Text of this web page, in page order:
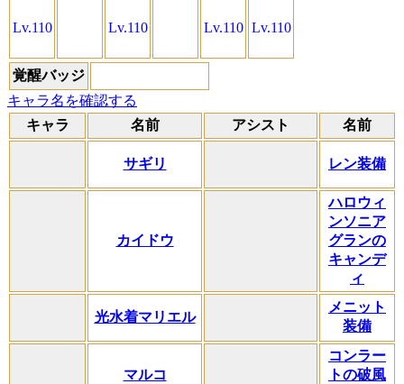
Lv.110 Lv.110 Lv.110 Lv.110
覚醒バッジ
キャラ名を確認する
キャラ
名前 アシスト 名前
サギリ レン装備
カイドウ
ハロウィ
ンソニア
グランの
キャンデ
ィ
光水着マリエル
メニット
装備
マルコ
コンラー
トの破風